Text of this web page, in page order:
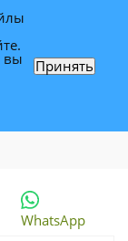
WhatsApp
вы Принять